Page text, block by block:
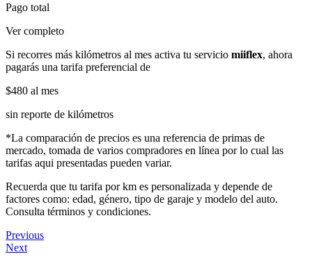
Pago total
Ver completo
Si recorres más kilómetros al mes activa tu servicio miiflex, ahora
pagarás una tarifa preferencial de
$480 al mes
sin reporte de kilómetros
*La comparación de precios es una referencia de primas de
mercado, tomada de varios compradores en línea por lo cual las
tarifas aqui presentadas pueden variar.
Recuerda que tu tarifa por km es personalizada y depende de
factores como: edad, género, tipo de garaje y modelo del auto.
Consulta términos y condiciones.
Previous
Next